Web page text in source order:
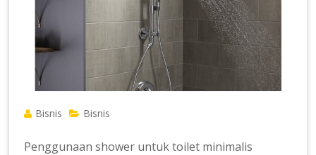
Bisnis Bisnis
Penggunaan shower untuk toilet minimalis